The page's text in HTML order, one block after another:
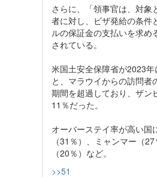
さらに、「領事官は、対象
者に対し、ビザ発給の条件
ルの保証金の支払いを求め
されている。
米国土安全保障省が2023
と、マラウイからの訪問者
期間を超過しており、ザン
11％だった。
オーバーステイ率が高い国
（31％）、ミャンマー（
（20％）など。
>>51